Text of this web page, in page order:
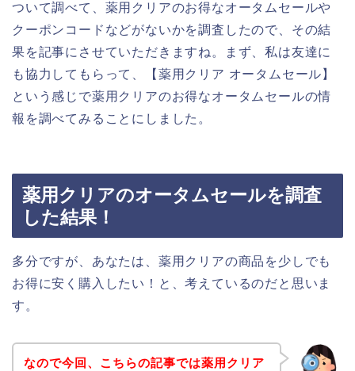
ついて調べて、薬用クリアのお得なオータムセールや
クーポンコードなどがないかを調査したので、その結
果を記事にさせていただきますね。まず、私は友達に
も協力してもらって、【薬用クリア オータムセール】
という感じで薬用クリアのお得なオータムセールの情
報を調べてみることにしました。
薬用クリアのオータムセールを調査
した結果！
多分ですが、あなたは、薬用クリアの商品を少しでも
お得に安く購入したい！と、考えているのだと思いま
す。
なので今回、こちらの記事では薬用クリア